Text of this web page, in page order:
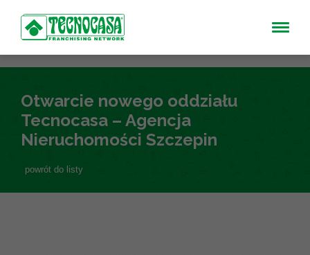
Otwarcie nowego oddziału
Tecnocasa – Agencja
Nieruchomości Szczepin
powrót do listy